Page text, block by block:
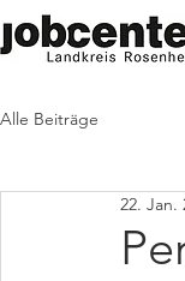
Alle Beiträge
22. Jan.